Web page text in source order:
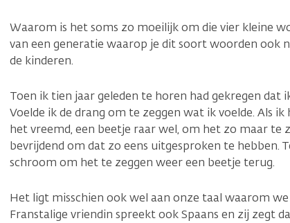
Waarom is het soms zo moeilijk om die vier kleine
van een generatie waarop je dit soort woorden ook
de kinderen.
Toen ik tien jaar geleden te horen had gekregen dat
Voelde ik de drang om te zeggen wat ik voelde. Als
het vreemd, een beetje raar wel, om het zo maar te
bevrijdend om dat zo eens uitgesproken te hebben.
schroom om het te zeggen weer een beetje terug.
Het ligt misschien ook wel aan onze taal waarom
Franstalige vriendin spreekt ook Spaans en zij zegt